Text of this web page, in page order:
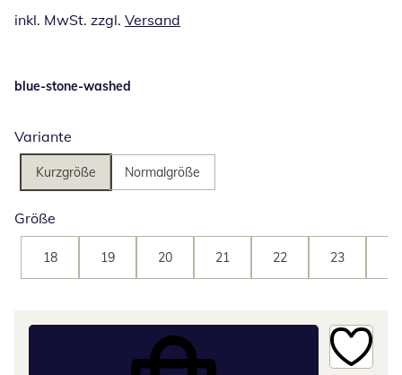
inkl. MwSt. zzgl. Versand
blue-stone-washed
Variante
Kurzgröße Normalgröße
Größe
18 19 20 21 22 23